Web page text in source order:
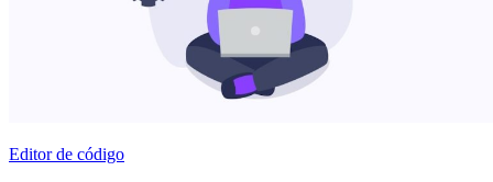
Editor de código